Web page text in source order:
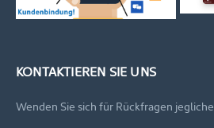
KONTAKTIEREN SIE UNS
Wenden Sie sich für Rückfragen